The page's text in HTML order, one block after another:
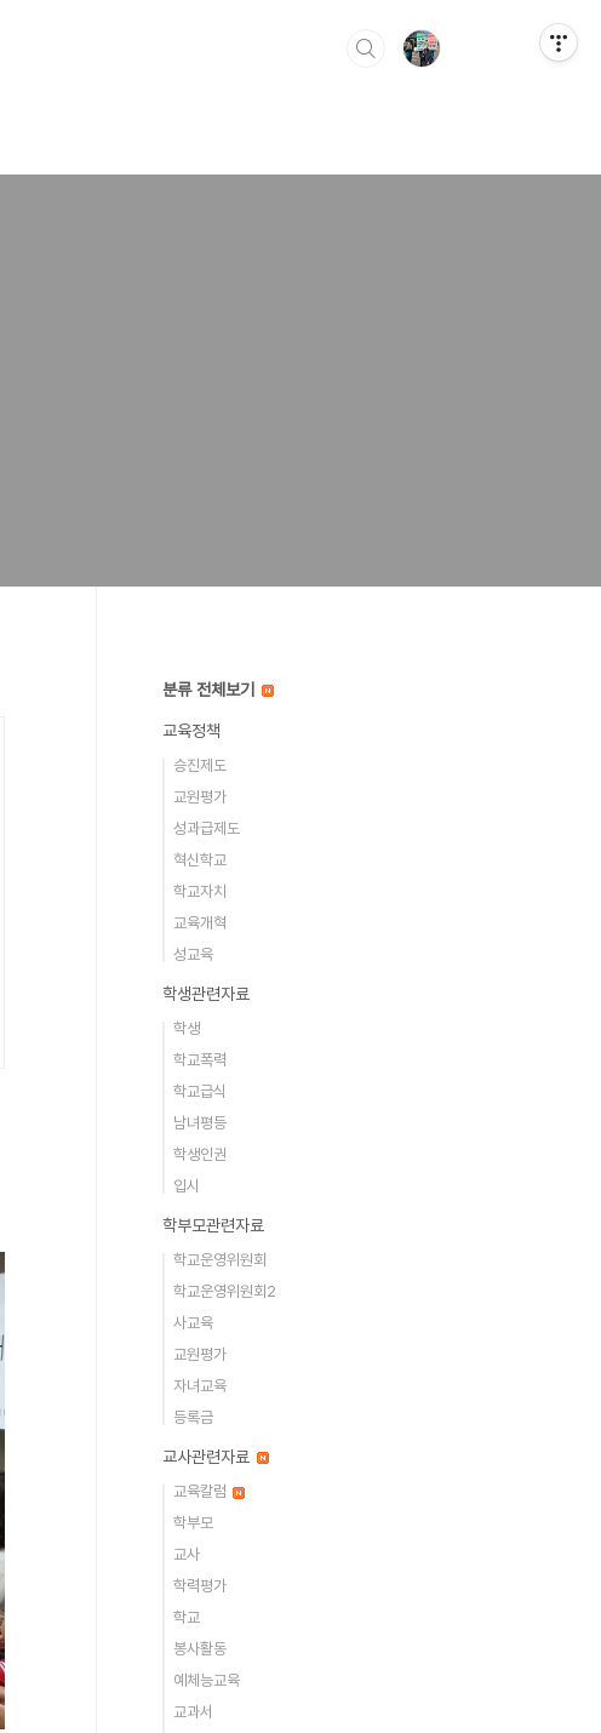
분류 전체보기
교육정책
승진제도
교원평가
성과급제도
혁신학교
학교자치
교육개혁
성교육
학생관련자료
학생
학교폭력
학교급식
남녀평등
학생인권
입시
학부모관련자료
학교운영위원회
학교운영위원회2
사교육
교원평가
자녀교육
등록금
교사관련자료
교육칼럼
학부모
교사
학력평가
학교
봉사활동
예체능교육
교과서